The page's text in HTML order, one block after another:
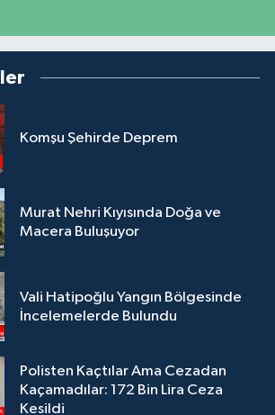
Komşu Şehirde Deprem
Murat Nehri Kıyısında Doğa ve
Macera Buluşuyor
Vali Hatipoğlu Yangın Bölgesinde
İncelemelerde Bulundu
Polisten Kaçtılar Ama Cezadan
Kaçamadılar: 172 Bin Lira Ceza
Kesildi